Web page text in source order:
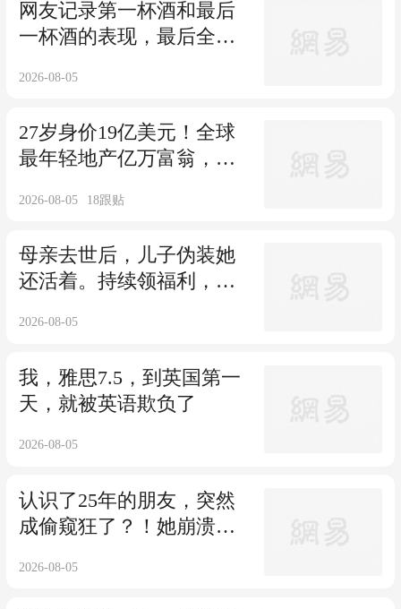
网友记录第一杯酒和最后
一杯酒的表现，最后全都
2026-08-05
27岁身价19亿美元！全球
最年轻地产亿万富翁，把
政公园
2026-08-05 18跟贴
母亲去世后，儿子伪装她
还活着。持续领福利，实
天跟她聊天？这...
2026-08-05
我，雅思7.5，到英国第一
天，就被英语欺负了
2026-08-05
认识了25年的朋友，突然
成偷窥狂了？！她崩溃发
啊...
2026-08-05